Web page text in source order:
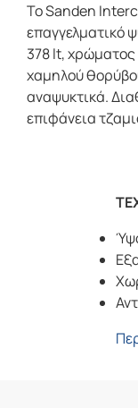
Το Sanden
επαγγελματικό
378 lt,
χαμηλού
αναψυκτικά.
επιφάνεια